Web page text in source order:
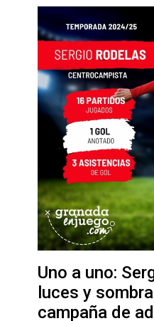
Uno a uno:
luces y
campaña de